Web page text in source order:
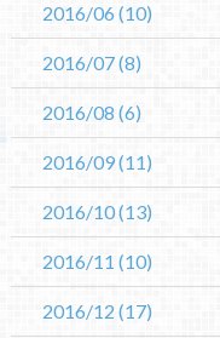
2016/06(10)
2016/07(8)
2016/08 (6)
2016/09(11)
2016/10(13)
2016/11 (10)
2016/12 (17)